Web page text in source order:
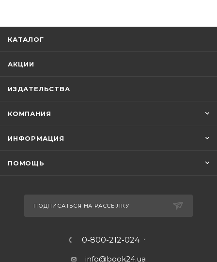
КАТАЛОГ
АКЦИИ
ИЗДАТЕЛЬСТВА
КОМПАНИЯ
ИНФОРМАЦИЯ
ПОМОЩЬ
ПОДПИСАТЬСЯ НА РАССЫЛКУ
0-800-212-024
info@book24.ua